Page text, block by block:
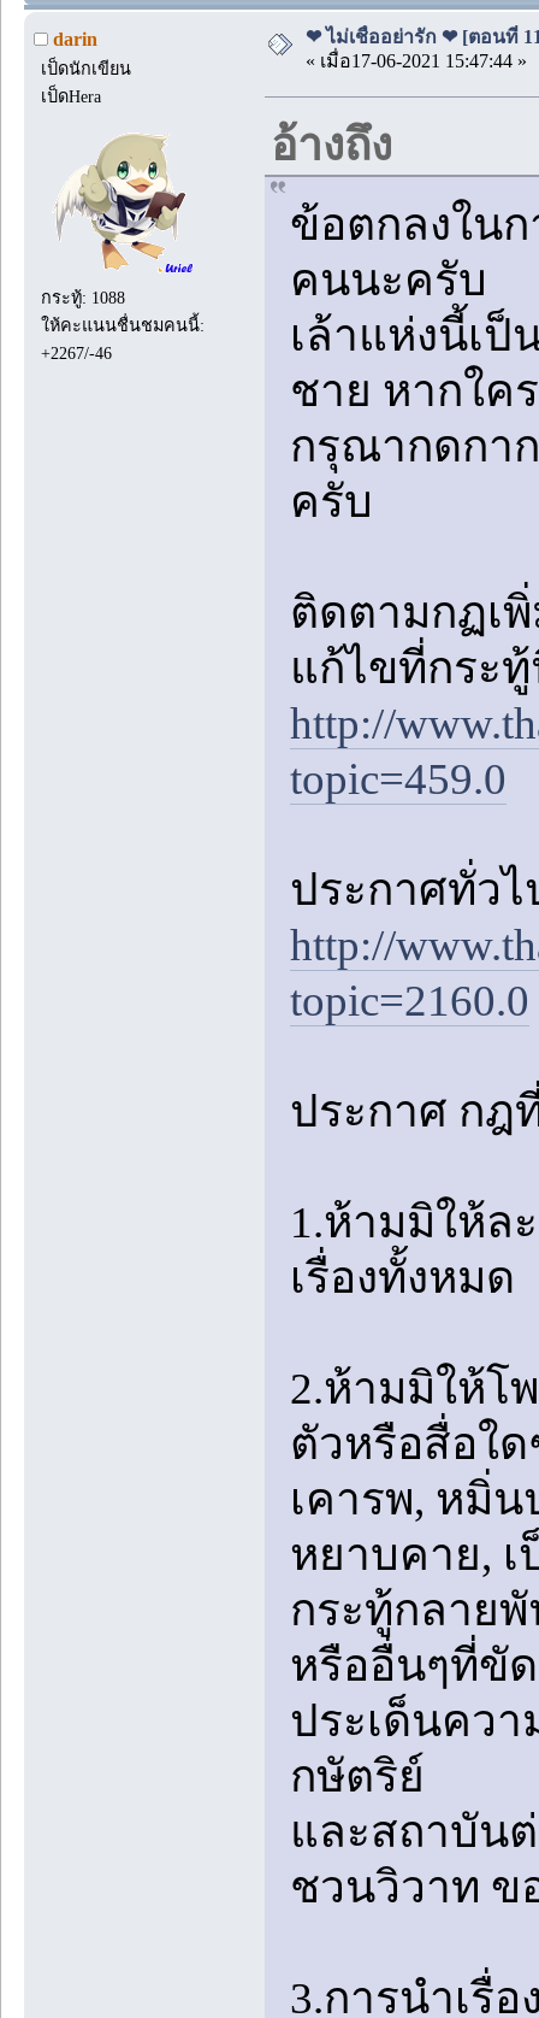
darin
เป็ดนักเขียน
เป็ดHera
กระทู้: 1088
ให้คะแนนชื่นชมคนนี้:
+2267/-46
❤ ไม่เชื่ออย่ารัก ❤ [ตอนที่
« เมื่อ17-06-2021 15:47:44 »
อ้างถึง
ข้อตกลงใน
คนนะครับ
เล้าแห่งนี้เ
ชาย หากใค
กรุณากดกา
ครับ
ติดตามกฏเ
แก้ไขที่กระ
http://
topic=459.0
ประกาศทั่ว
http://
topic=2160.0
ประกาศ กฎ
1.ห้ามมิให้ล
เรื่องทั้งหมด
2.ห้ามมิให้โ
ตัวหรือสื่อใ
เคารพ, หมิ่
หยาบคาย, เ
กระทู้กลาย
หรืออื่นๆที่ขั
ประเด็นควา
กษัตริย์
และสถาบัน
ชวนวิวาท ข
3.การนำเรื่